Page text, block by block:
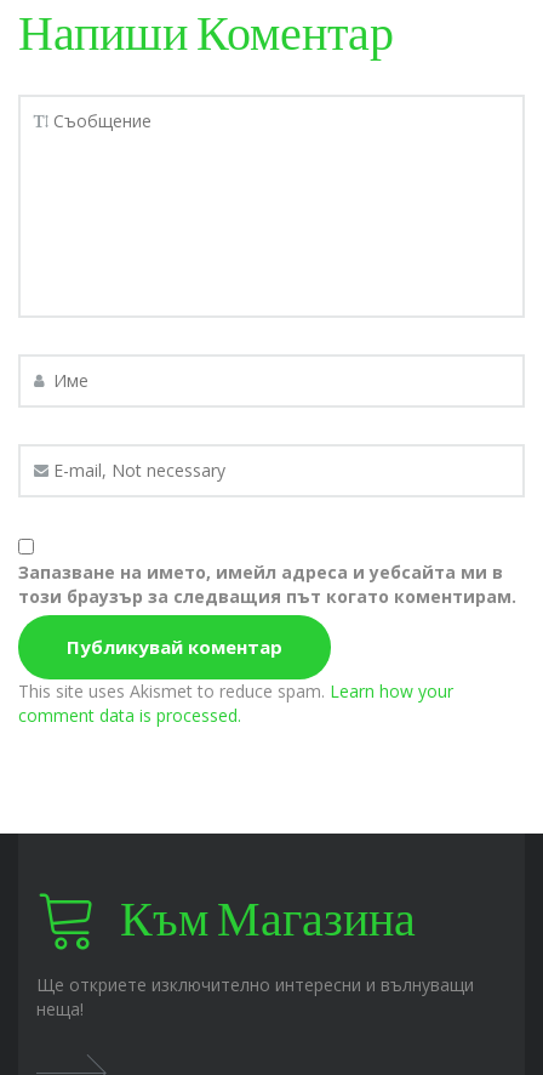
Напиши Коментар
Запазване на името, имейл адреса и уебсайта ми в
този браузър за следващия път когато коментирам.
This site uses Akismet to reduce spam. Learn how your
comment data is processed.
Към Магазина
Ще откриете изключително интересни и вълнуващи
неща!